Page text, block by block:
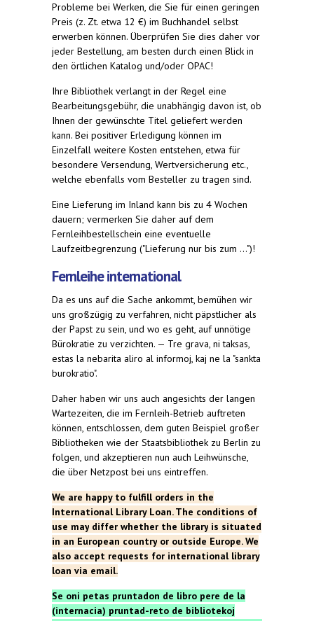
Probleme bei Werken, die Sie für einen geringen
Preis (z. Zt. etwa 12 €) im Buchhandel selbst
erwerben können. Überprüfen Sie dies daher vor
jeder Bestellung, am besten durch einen Blick in
den örtlichen Katalog und/oder OPAC!
Ihre Bibliothek verlangt in der Regel eine
Bearbeitungsgebühr, die unabhängig davon ist, ob
Ihnen der gewünschte Titel geliefert werden
kann. Bei positiver Erledigung können im
Einzelfall weitere Kosten entstehen, etwa für
besondere Versendung, Wertversicherung etc.,
welche ebenfalls vom Besteller zu tragen sind.
Eine Lieferung im Inland kann bis zu 4 Wochen
dauern; vermerken Sie daher auf dem
Fernleihbestellschein eine eventuelle
Laufzeitbegrenzung ("Lieferung nur bis zum ...")!
Fernleihe international
Da es uns auf die Sache ankommt, bemühen wir
uns großzügig zu verfahren, nicht päpstlicher als
der Papst zu sein, und wo es geht, auf unnötige
Bürokratie zu verzichten. — Tre grava, ni taksas,
estas la nebarita aliro al informoj, kaj ne la "sankta
burokratio".
Daher haben wir uns auch angesichts der langen
Wartezeiten, die im Fernleih-Betrieb auftreten
können, entschlossen, dem guten Beispiel großer
Bibliotheken wie der Staatsbibliothek zu Berlin zu
folgen, und akzeptieren nun auch Leihwünsche,
die über Netzpost bei uns eintreffen.
We are happy to fulfill orders in the
International Library Loan.The conditions of
use may differ whether the library is situated
in an European country or outside Europe.We
also accept requests for international library
loan via email.
Se oni petas pruntadon de libro pere de la
(internacia) pruntad-reto de bibliotekoj